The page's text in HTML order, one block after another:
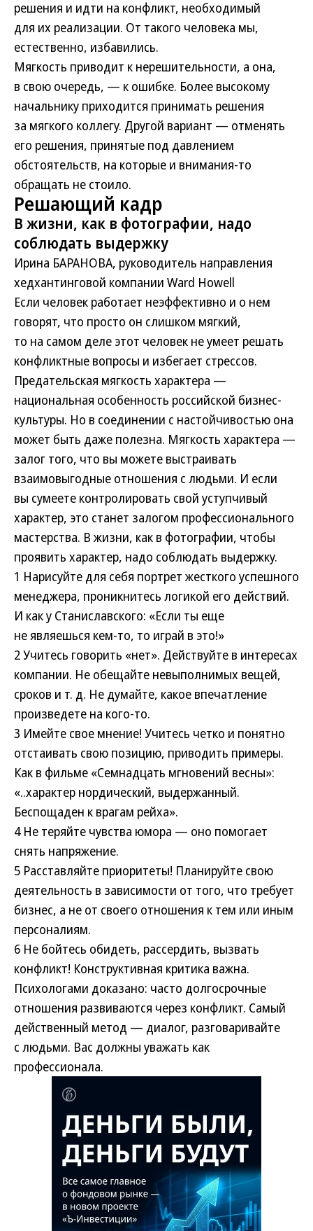
решения и идти на конфликт, необходимый
для их реализации. От такого человека мы,
естественно, избавились.
Мягкость приводит к нерешительности, а она,
в свою очередь, — к ошибке. Более высокому
начальнику приходится принимать решения
за мягкого коллегу. Другой вариант — отменять
его решения, принятые под давлением
обстоятельств, на которые и внимания-то
обращать не стоило.
Решающий кадр
В жизни, как в фотографии, надо
соблюдать выдержку
Ирина БАРАНОВА, руководитель направления
хедхантинговой компании Ward Howell
Если человек работает неэффективно и о нем
говорят, что просто он слишком мягкий,
то на самом деле этот человек не умеет решать
конфликтные вопросы и избегает стрессов.
Предательская мягкость характера —
национальная особенность российской бизнес-
культуры. Но в соединении с настойчивостью она
может быть даже полезна. Мягкость характера —
залог того, что вы можете выстраивать
взаимовыгодные отношения с людьми. И если
вы сумеете контролировать свой уступчивый
характер, это станет залогом профессионального
мастерства. В жизни, как в фотографии, чтобы
проявить характер, надо соблюдать выдержку.
1 Нарисуйте для себя портрет жесткого успешного
менеджера, проникнитесь логикой его действий.
И как у Станиславского: «Если ты еще
не являешься кем-то, то играй в это!»
2Учитесь говорить «нет». Действуйте в интересах
компании. Не обещайте невыполнимых вещей,
сроков и т. д. Не думайте, какое впечатление
произведете на кого-то.
3 Имейте свое мнение! Учитесь четко и понятно
отстаивать свою позицию, приводить примеры.
Как в фильме «Семнадцать мгновений весны»:
«..характер нордический, выдержанный.
Беспощаден к врагам рейха».
4Не теряйте чувства юмора — оно помогает
снять напряжение.
5 Расставляйте приоритеты! Планируйте свою
деятельность в зависимости от того, что требует
бизнес, а не от своего отношения к тем или иным
персоналиям.
6 Не бойтесь обидеть, рассердить, вызвать
конфликт! Конструктивная критика важна.
Психологами доказано: часто долгосрочные
отношения развиваются через конфликт. Самый
действенный метод — диалог, разговаривайте
с людьми. Вас должны уважать как
профессионала.